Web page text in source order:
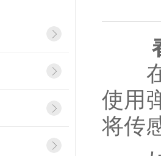
在
使用
将传